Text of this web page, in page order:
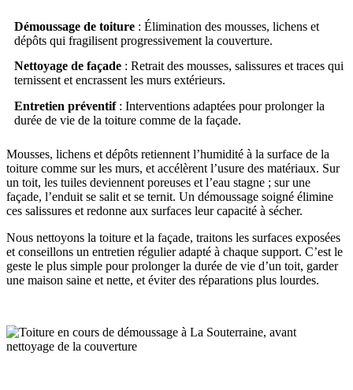
Démoussage de toiture : Élimination des mousses, lichens et
dépôts qui fragilisent progressivement la couverture.
Nettoyage de façade : Retrait des mousses, salissures et traces qui
ternissent et encrassent les murs extérieurs.
Entretien préventif: Interventions adaptées pour prolonger la
durée de vie de la toiture comme de la façade.
Mousses, lichens et dépôts retiennent l’humidité à la surface de la
toiture comme sur les murs, et accélèrent l’usure des matériaux. Sur
un toit, les tuiles deviennent poreuses et l’eau stagne ; sur une
façade, l’enduit se salit et se ternit. Un démoussage soigné élimine
ces salissures et redonne aux surfaces leur capacité à sécher.
Nous nettoyons la toiture et la façade, traitons les surfaces exposées
et conseillons un entretien régulier adapté à chaque support. C’est le
geste le plus simple pour prolonger la durée de vie d’un toit, garder
une maison saine et nette, et éviter des réparations plus lourdes.